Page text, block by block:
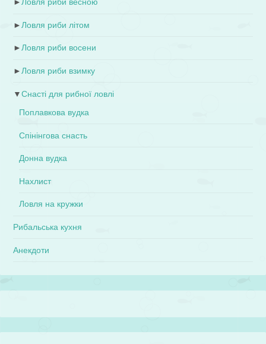
►Ловля риби весною
► Ловля риби літом
►Ловля риби восени
► Ловля риби взимку
▼Снасті для рибної ловлі
Поплавкова вудка
Спінінгова снасть
Донна вудка
Нахлист
Ловля на кружки
Рибальська кухня
Анекдоти